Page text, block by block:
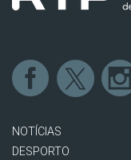
NOTÍCIAS
DESPORTO